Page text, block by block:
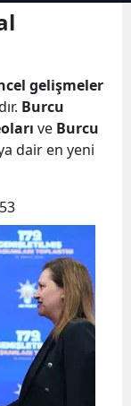
gelişmeler
Burcu
ve Burcu
dair en yeni